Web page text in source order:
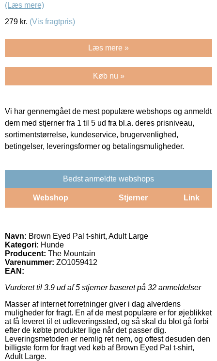
(Læs mere)
279 kr. (Vis fragtpris)
Læs mere »
Køb nu »
Vi har gennemgået de mest populære webshops og anmeldt
dem med stjerner fra 1 til 5 ud fra bl.a. deres prisniveau,
sortimentstørrelse, kundeservice, brugervenlighed,
betingelser, leveringsformer og betalingsmuligheder.
Bedst anmeldte webshops
Webshop Stjerner Link
Navn: Brown Eyed Pal t-shirt, Adult Large
Kategori: Hunde
Producent: The Mountain
Varenummer: ZO1059412
EAN:
Vurderet til 3.9 ud af 5 stjerner baseret på 32 anmeldelser
Masser af internet forretninger giver i dag alverdens
muligheder for fragt. En af de mest populære er for øjeblikket
at få leveret til et udleveringssted, og så skal du blot gå forbi
efter de købte produkter lige når det passer dig.
Leveringsmetoden er nemlig ret nem, og oftest desuden den
billigste form for fragt ved køb af Brown Eyed Pal t-shirt,
Adult Large.